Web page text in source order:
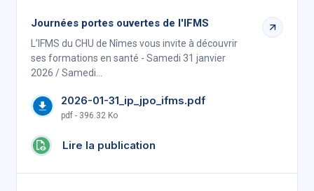
Journées portes ouvertes de l'IFMS
L’IFMS du CHU de Nîmes vous invite à découvrir
ses formations en santé - Samedi 31 janvier
2026 / Samedi…
2026-01-31_ip_jpo_ifms.pdf
pdf - 396.32 Ko
Lire la publication